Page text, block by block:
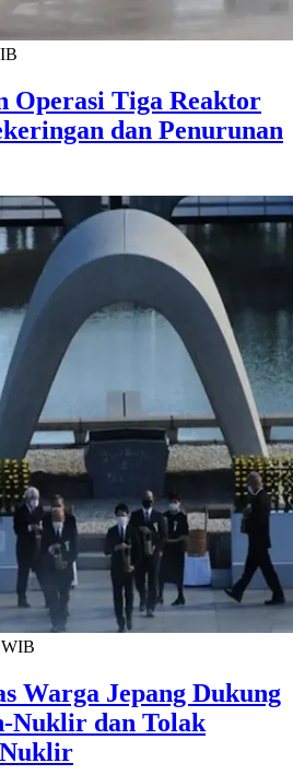
Operasi Tiga Reaktor
dan Penurunan
Warga Jepang Dukung
Nuklir dan Tolak